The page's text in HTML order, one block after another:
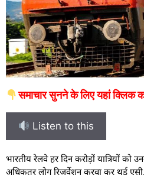
समाचार सुनने के लिए यहां क्लिक
Listen to this
भारतीय रेलवे हर दिन करोड़ों यात्रियों को
अधिकतर लोग रिजर्वेशन करवा कर थर्ड